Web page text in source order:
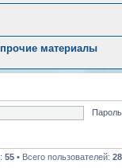
материалы
55 • Всего пользователей: